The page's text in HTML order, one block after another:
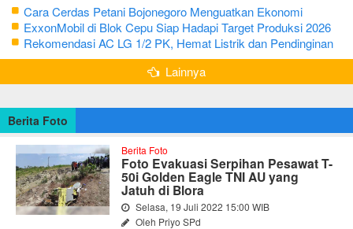
Cara Cerdas Petani Bojonegoro Menguatkan Ekonomi
Keluarga
ExxonMobil di Blok Cepu Siap Hadapi Target Produksi 2026
Rekomendasi AC LG 1/2 PK, Hemat Listrik dan Pendinginan
Maksimal
Lainnya
Berita Foto
Berita Foto
Foto Evakuasi Serpihan Pesawat T-
50i Golden Eagle TNI AU yang
Jatuh di Blora
Selasa, 19 Juli 2022 15:00 WIB
Oleh Priyo SPd